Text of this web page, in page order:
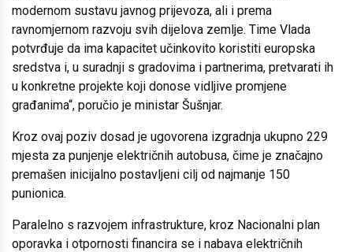
modernom sustavu javnog prijevoza, ali i prema
ravnomjernom razvoju svih dijelova zemlje. Time Vlada
potvrđuje da ima kapacitet učinkovito koristiti europska
sredstva i, u suradnji s gradovima i partnerima, pretvarati ih
u konkretne projekte koji donose vidljive promjene
građanima“, poručio je ministar Šušnjar.
Kroz ovaj poziv dosad je ugovorena izgradnja ukupno 229
mjesta za punjenje električnih autobusa, čime je značajno
premašen inicijalno postavljeni cilj od najmanje 150
punionica.
Paralelno s razvojem infrastrukture, kroz Nacionalni plan
oporavka i otpornosti financira se i nabava električnih